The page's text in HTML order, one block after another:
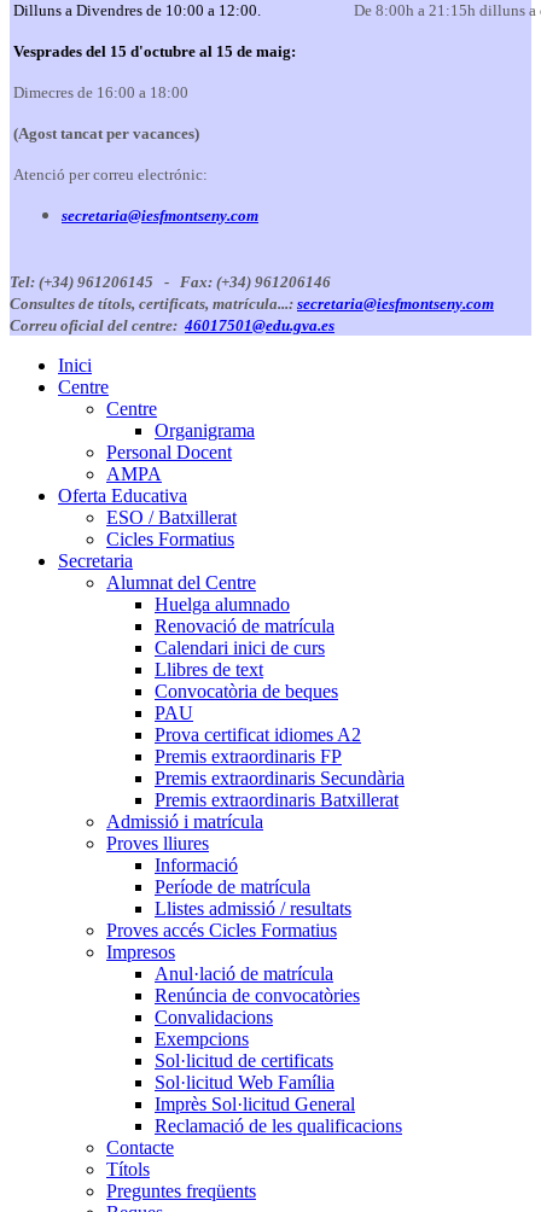
Dilluns a Divendres de 10:00 a 12:00.
Vesprades del 15 d'octubre al 15 de maig:
Dimecres de 16:00 a 18:00
(Agost tancat per vacances)
Atenció per correu electrónic:
secretaria@iesfmontseny.com
De 8:00h a 21:15h dilluns a
Tel: (+34) 961206145 - Fax: (+34) 961206146
Consultes de títols, certificats, matrícula...: secretaria@iesfmontseny.com
Correu oficial del centre: 46017501@edu.gva.es
Inici
Centre
Centre
Organigrama
Personal Docent
AMPA
Oferta Educativa
ESO / Batxillerat
Cicles Formatius
Secretaria
Alumnat del Centre
Huelga alumnado
Renovació de matrícula
Calendari inici de curs
Llibres de text
Convocatòria de beques
PAU
Prova certificat idiomes A2
Premis extraordinaris FP
Premis extraordinaris Secundària
Premis extraordinaris Batxillerat
Admissió i matrícula
Proves lliures
Informació
Període de matrícula
Llistes admissió / resultats
Proves accés Cicles Formatius
Impresos
Anul·lació de matrícula
Renúncia de convocatòries
Convalidacions
Exempcions
Sol·licitud de certificats
Sol·licitud Web Família
Imprès Sol·licitud General
Reclamació de les qualificacions
Contacte
Títols
Preguntes freqüents